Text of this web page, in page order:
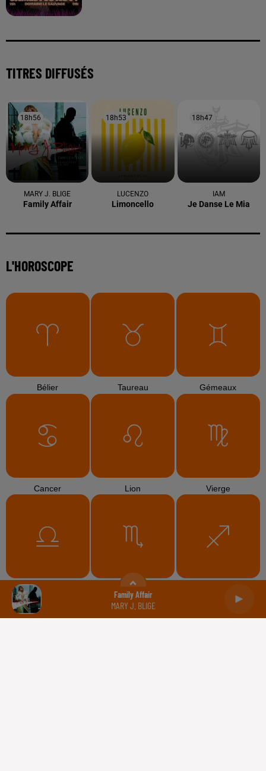
Family Affair
MARY J. BLIGE
TITRES DIFFUSÉS
18h56
18h56
MARY J. BLIGE
Family Affair
18h53
18h53
LUCENZO
Limoncello
18h47
18h47
IAM
Je Danse Le Mia
L'HOROSCOPE
Bélier Taureau Gémeaux
Cancer Lion Vierge
Balance Scorpion